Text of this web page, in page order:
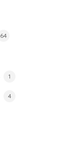
64
1
4